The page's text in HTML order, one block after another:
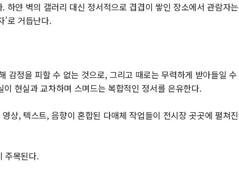
하얀 벽의 갤러리 대신 정서적으로 겹겹이 쌓인 장소에서 관람자는
’로 거듭난다.
감정을 피할 수 없는 것으로, 그리고 때로는 무력하게 받아들일 수
현실과 교차하며 스며드는 복합적인 정서를 은유한다.
상, 텍스트, 음향이 혼합된 다매체 작업들이 전시장 곳곳에 펼쳐진
주목된다.